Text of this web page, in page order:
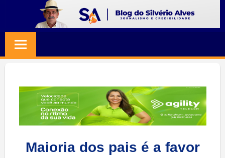
content
SILVERIO
ALVES
Jornalismo
Credibilidade
Maioria dos pais é a favor